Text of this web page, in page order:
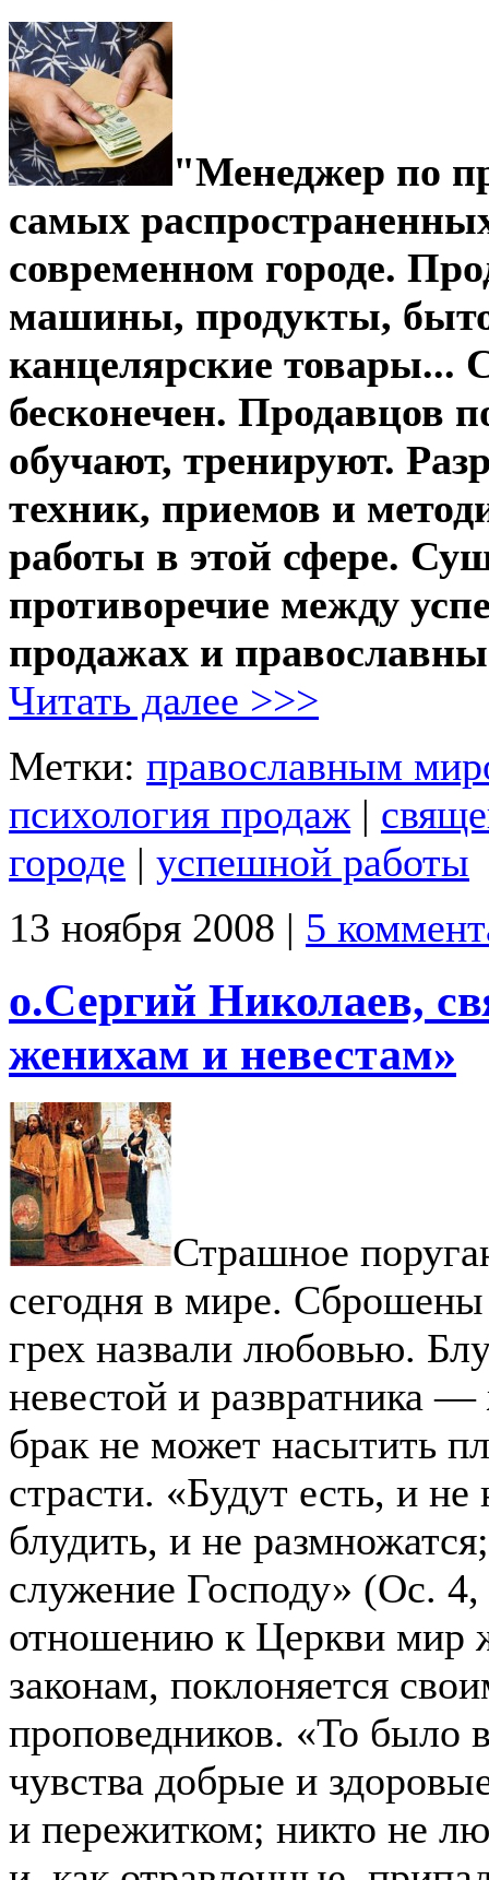
"Менеджер по
самых
современном городе.
машины, продукты,
канцелярские товары...
бесконечен. Продавцов
обучают, тренируют.
техник, приемов и
работы в этой сфере.
противоречие между
продажах и
Читать далее >>>
Метки: православным
психология продаж |
городе | успешной работы
13 ноября 2008 | 5
о.Сергий Николаев,
женихам и невестам»
Страшное
сегодня в мире.
грех назвали любовью.
невестой и развратника
брак не может насытить
страсти. «Будут есть, и не
блудить, и не
служение Господу» (Ос.
отношению к Церкви мир
законам, поклоняется
проповедников. «То было
чувства добрые и
и пережитком; никто не